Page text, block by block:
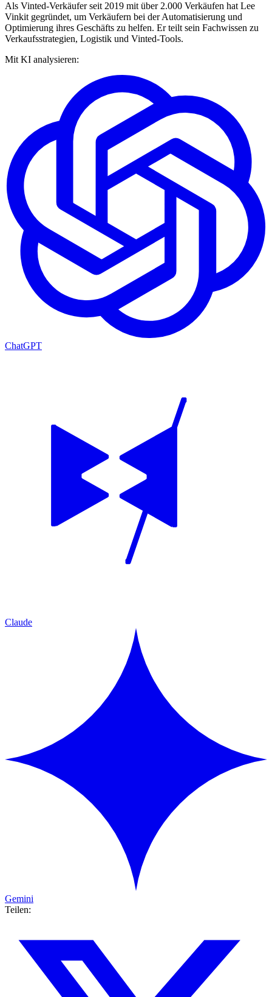
Als Vinted-Verkäufer seit 2019 mit über 2.000 Verkäufen hat Lee
Vinkit gegründet, um Verkäufern bei der Automatisierung und
Optimierung ihres Geschäfts zu helfen. Er teilt sein Fachwissen zu
Verkaufsstrategien, Logistik und Vinted-Tools.
Mit KI analysieren:
ChatGPT
Claude
Gemini
Teilen: